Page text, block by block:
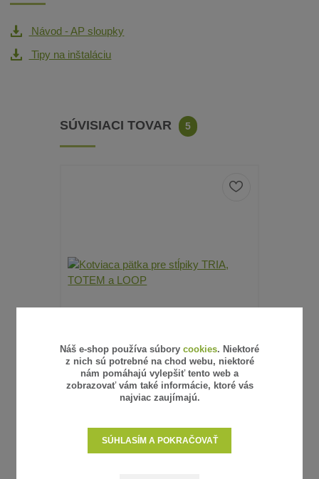
Návod - AP sloupky
Tipy na inštaláciu
SÚVISIACI TOVAR 5
1 hodnotenie
38,20 €
Náš e-shop používa súbory cookies. Niektoré
z nich sú potrebné na chod webu, niektoré
nám pomáhajú vylepšiť tento web a
zobrazovať vám také informácie, ktoré vás
najviac zaujímajú.
SÚHLASÍM A POKRAČOVAŤ